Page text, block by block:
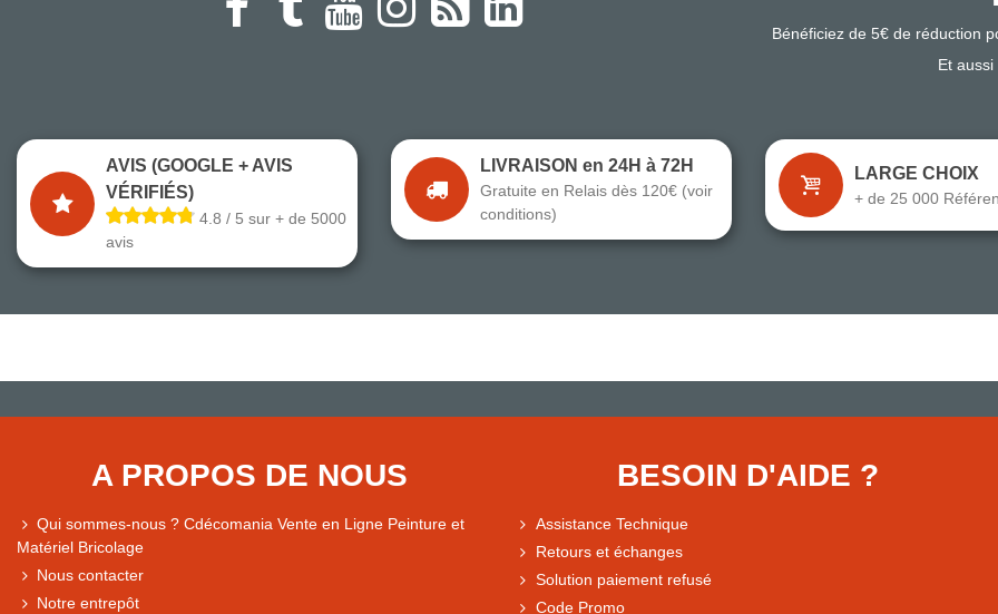
Bénéficiez de 5€ de réduction
Et
AVIS (GOOGLE + AVIS
VÉRIFIÉS)
4.8 / 5 sur + de 5000
avis
LIVRAISON en 24H à 72H
Gratuite en Relais dès 120€ (voir
conditions)
LARGE CHOIX
+ de 25 000
A PROPOS DE NOUS
Qui sommes-nous ? Cdécomania Vente en Ligne Peinture et
Matériel Bricolage
Nous contacter
Notre entrepôt
BESOIN D'AIDE ?
Assistance Technique
Retours et échanges
Solution paiement refusé
Code Promo